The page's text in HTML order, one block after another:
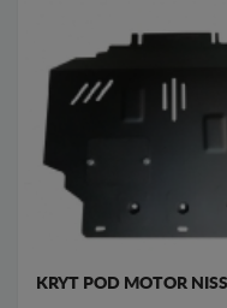
KRYT POD MOTOR